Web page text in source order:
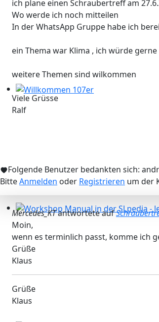
Willkommen 107er
Workshop Manual in der SLpedia -
ich plane einen Schraubertreff am
Wo werde ich noch mitteilen
In der WhatsApp Gruppe habe ich
ein Thema war Klima , ich würde
weitere Themen sind wilkommen
Viele Grüsse
Ralf
Folgende Benutzer bedankten sich:
BitteAnmelden oder Registrieren um der
Mercedes_KTantwortete auf
Moin,
wenn es terminlich passt, komme ich
Grüße
Klaus
Grüße
Klaus